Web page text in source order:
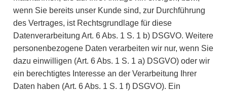
wenn Sie bereits unser Kunde sind, zur Durchführung
des Vertrages, ist Rechtsgrundlage für diese
Datenverarbeitung Art. 6 Abs. 1 S. 1 b) DSGVO. Weitere
personenbezogene Daten verarbeiten wir nur, wenn Sie
dazu einwilligen (Art. 6 Abs. 1 S. 1 a) DSGVO) oder wir
ein berechtigtes Interesse an der Verarbeitung Ihrer
Daten haben (Art. 6 Abs. 1 S. 1 f) DSGVO). Ein